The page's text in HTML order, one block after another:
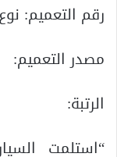
رقم التعميم:
مصدر التعميم:
الرتبة:
“استلمت